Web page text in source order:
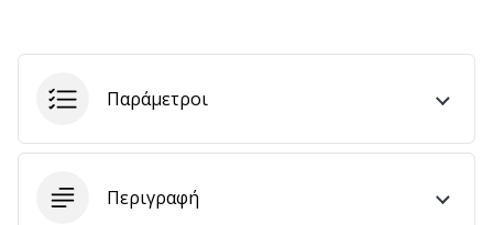
όλων
των
άρθρων
Παράμετροι
Περιγραφή